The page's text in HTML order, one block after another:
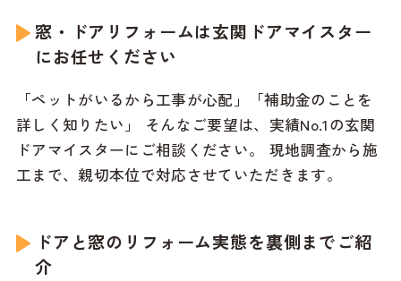
窓・ドアリフォームは玄関ドアマイスター
にお任せください
「ペットがいるから工事が心配」「補助金のことを
詳しく知りたい」 そんなご要望は、実績No.1の玄関
ドアマイスターにご相談ください。 現地調査から施
工まで、親切本位で対応させていただきます。
ドアと窓のリフォーム実態を裏側までご紹
介